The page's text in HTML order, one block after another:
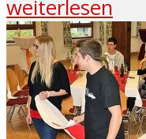
weiterlesen